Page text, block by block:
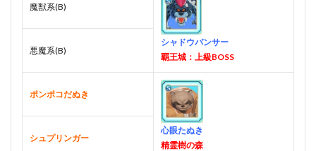
魔獣系(B)
シャドウパンサー
覇王城：上級BOSS
悪魔系(B)
ポンポコだぬき
心眼たぬき
精霊樹の森
シュプリンガー